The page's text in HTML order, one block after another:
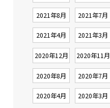
2021年8月 2021年7月
2021年4月 2021年3月
2020年12月 2020年11月
2020年8月 2020年7月
2020年4月 2020年3月